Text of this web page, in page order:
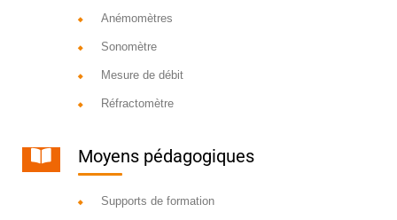
Anémomètres
Sonomètre
Mesure de débit
Réfractomètre
Moyens pédagogiques
Supports de formation